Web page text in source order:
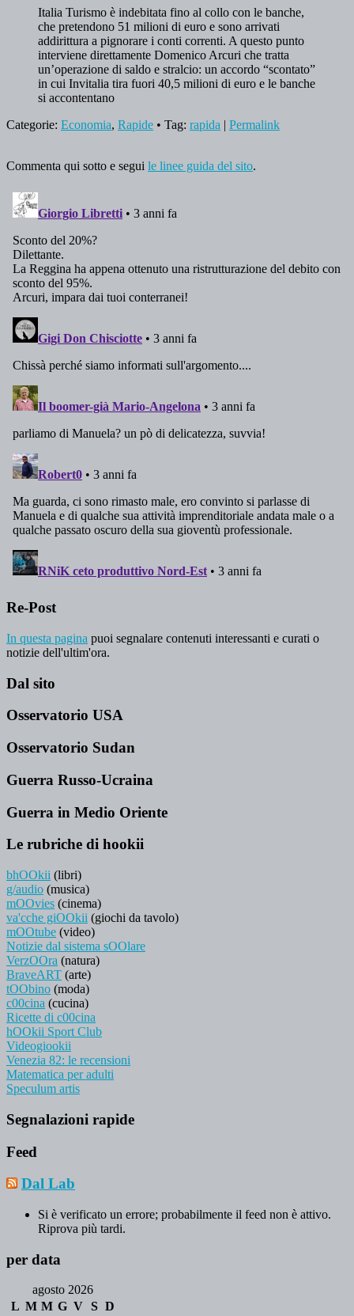
Italia Turismo è indebitata fino al collo con le banche,
che pretendono 51 milioni di euro e sono arrivati
addirittura a pignorare i conti correnti. A questo punto
interviene direttamente Domenico Arcuri che tratta
un’operazione di saldo e stralcio: un accordo “scontato”
in cui Invitalia tira fuori 40,5 milioni di euro e le banche
si accontentano
Categorie: Economia, Rapide • Tag: rapida | Permalink
Commenta qui sotto e segui le linee guida del sito.
Re-Post
In questa pagina puoi segnalare contenuti interessanti e curati o
notizie dell'ultim'ora.
Dal sito
Osservatorio USA
Osservatorio Sudan
Guerra Russo-Ucraina
Guerra in Medio Oriente
Le rubriche di hookii
bhOOkii (libri)
g/audio (musica)
mOOvies (cinema)
va'cche giOOkii (giochi da tavolo)
mOOtube (video)
Notizie dal sistema sOOlare
VerzOOra (natura)
BraveART (arte)
tOObino (moda)
c00cina (cucina)
Ricette di c00cina
hOOkii Sport Club
Videogiookii
Venezia 82: le recensioni
Matematica per adulti
Speculum artis
Segnalazioni rapide
Feed
Dal Lab
Si è verificato un errore; probabilmente il feed non è attivo.
Riprova più tardi.
per data
agosto 2026
L M M G V S D